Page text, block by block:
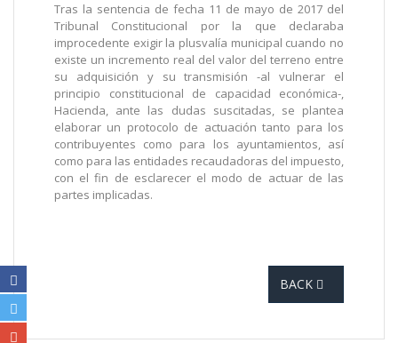
Tras la sentencia de fecha 11 de mayo de 2017 del
Tribunal Constitucional por la que declaraba
improcedente exigir la plusvalía municipal cuando no
existe un incremento real del valor del terreno entre
su adquisición y su transmisión -al vulnerar el
principio constitucional de capacidad económica-,
Hacienda, ante las dudas suscitadas, se plantea
elaborar un protocolo de actuación tanto para los
contribuyentes como para los ayuntamientos, así
como para las entidades recaudadoras del impuesto,
con el fin de esclarecer el modo de actuar de las
partes implicadas.
BACK